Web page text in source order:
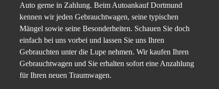
Auto gerne in Zahlung. Beim Autoankauf Dortmund
kennen wir jeden Gebrauchtwagen, seine typischen
Mängel sowie seine Besonderheiten. Schauen Sie doch
einfach bei uns vorbei und lassen Sie uns Ihren
Gebrauchten unter die Lupe nehmen. Wir kaufen Ihren
Gebrauchtwagen und Sie erhalten sofort eine Anzahlung
für Ihren neuen Traumwagen.